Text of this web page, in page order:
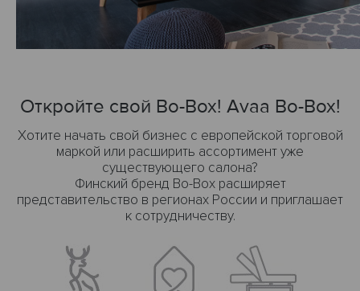
Откройте свой Bo-Box! Avaa Bo-Box!
Хотите начать свой бизнес с европейской торговой
маркой или расширить ассортимент уже
существующего салона?
Финский бренд Bo-Boх расширяет
представительство в регионах России и приглашает
к сотрудничеству.